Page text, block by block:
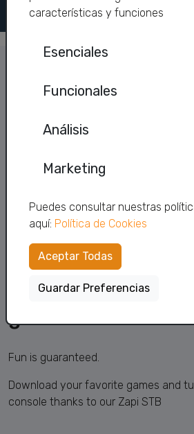
características y funciones
Esenciales
Funcionales
Análisis
Marketing
Puedes consultar nuestras
aquí: Política de Cookies
Aceptar Todas
Guardar Preferencias
Turn your TV into a
game console
Fun is guaranteed.
Download your favorite games and
console thanks to our Zapi STB